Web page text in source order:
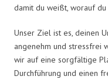
damit du weißt, worauf
Unser Ziel ist es, deinen
angenehm und stressfrei
wir auf eine sorgfältige
Durchführung und einen